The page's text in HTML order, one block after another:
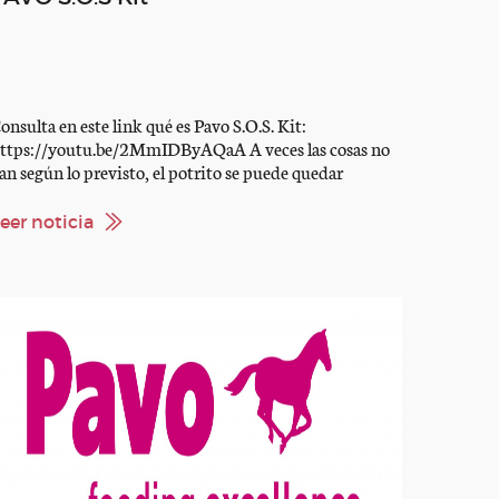
en este link qué es Pavo S.O.S. Kit:
youtu.be/2MmIDByAQaA A veces las cosas no
según lo previsto, el potrito se puede quedar
noticia